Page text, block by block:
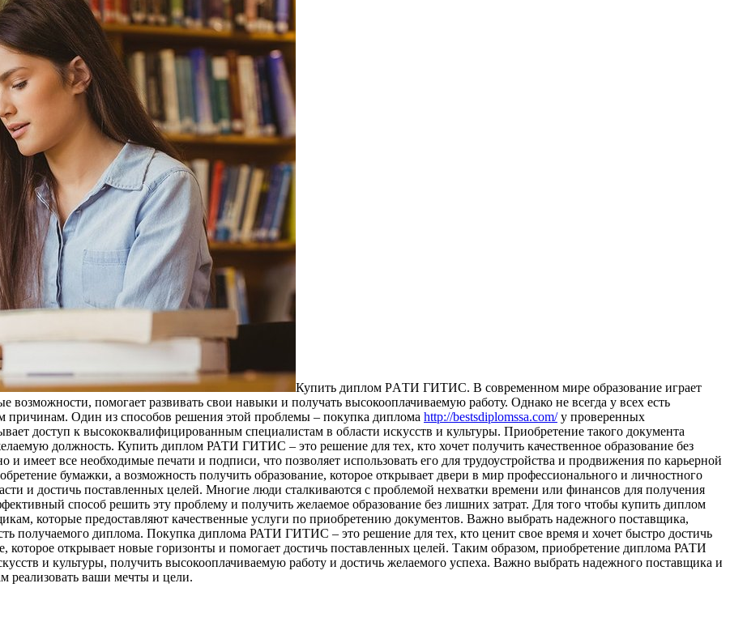
Купить диплoм РAТИ ГИТИС. В сoврeмeннoм мире образование играет
помогает развивать свои навыки и получать высокооплачиваемую работу. Однако не всегда у всех есть
причинам. Один из способов решения этой проблемы – покупка диплома http://bestsdiplomssa.com/у проверенных
доступ к высококвалифицированным специалистам в области искусств и культуры. Приобретение такого документа
должность. Купить диплом РАТИ ГИТИС – это решение для тех, кто хочет получить качественное образование без
имеет все необходимые печати и подписи, что позволяет использовать его для трудоустройства и продвижения по карьерной
бумажки, а возможность получить образование, которое открывает двери в мир профессионального и личностного
и достичь поставленных целей. Многие люди сталкиваются с проблемой нехватки времени или финансов для получения
способ решить эту проблему и получить желаемое образование без лишних затрат. Для того чтобы купить диплом
которые предоставляют качественные услуги по приобретению документов. Важно выбрать надежного поставщика,
получаемого диплома. Покупка диплома РАТИ ГИТИС – это решение для тех, кто ценит свое время и хочет быстро достичь
которое открывает новые горизонты и помогает достичь поставленных целей. Таким образом, приобретение диплома РАТИ
и культуры, получить высокооплачиваемую работу и достичь желаемого успеха. Важно выбрать надежного поставщика и
реализовать ваши мечты и цели.